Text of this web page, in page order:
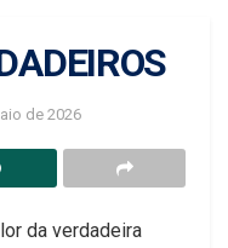
de 2026
da verdadeira